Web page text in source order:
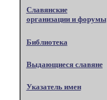
Славянские
организации и форумы
Библиотека
Выдающиеся славяне
Указатель имен